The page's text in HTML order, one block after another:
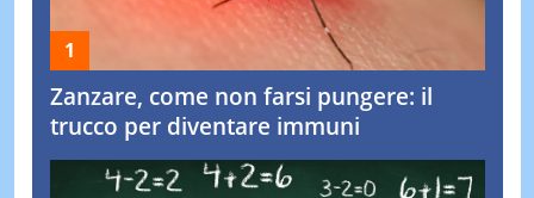
Zanzare, come non farsi pungere: il
trucco per diventare immuni